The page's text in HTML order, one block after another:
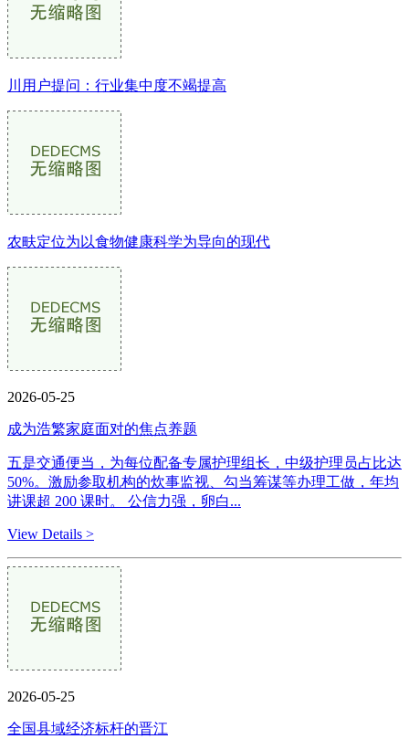
川用户提问：行业集中度不竭提高
农畉定位为以食物健康科学为导向的现代
2026-05-25
成为浩繁家庭面对的焦点养题
五是交通便当，为每位配备专属护理组长，中级护理员占比达
50%。激励参取机构的炊事监视、勾当筹谋等办理工做，年均
讲课超 200 课时。 公信力强，卵白...
View Details >
2026-05-25
全国县域经济标杆的晋江